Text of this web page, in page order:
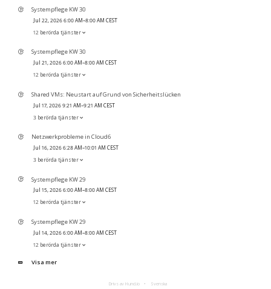
Systempflege KW 30
Jul 22, 2026 6:00 AM–8:00 AM CEST
12 berörda tjänster
Systempflege KW 30
Jul 21, 2026 6:00 AM–8:00 AM CEST
12 berörda tjänster
Shared VMs: Neustart auf Grund von Sicherheitslücken
Jul 17, 2026 9:21 AM–9:21 AM CEST
3 berörda tjänster
Netzwerkprobleme in Cloud6
Jul 16, 2026 6:28 AM–10:01 AM CEST
3 berörda tjänster
Systempflege KW 29
Jul 15, 2026 6:00 AM–8:00 AM CEST
12 berörda tjänster
Systempflege KW 29
Jul 14, 2026 6:00 AM–8:00 AM CEST
12 berörda tjänster
Visa mer
Drivs av Hund.io Svenska